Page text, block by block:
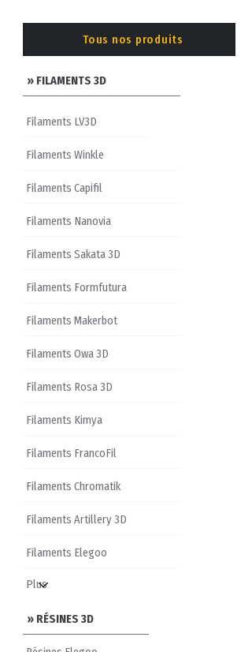
Tous nos produits
» FILAMENTS 3D
Filaments LV3D
Filaments Winkle
Filaments Capifil
Filaments Nanovia
Filaments Sakata 3D
Filaments Formfutura
Filaments Makerbot
Filaments Owa 3D
Filaments Rosa 3D
Filaments Kimya
Filaments FrancoFil
Filaments Chromatik
Filaments Artillery 3D
Filaments Elegoo
» RÉSINES 3D